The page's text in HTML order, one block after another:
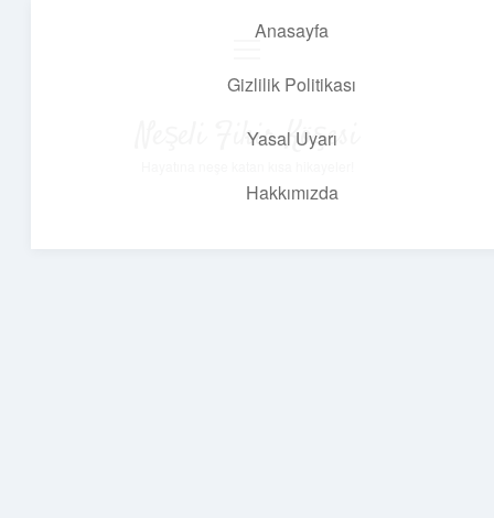
Anasayfa
Gizlilik Politikası
Yasal Uyarı
Hakkımızda
Neşeli Fikir Köşesi